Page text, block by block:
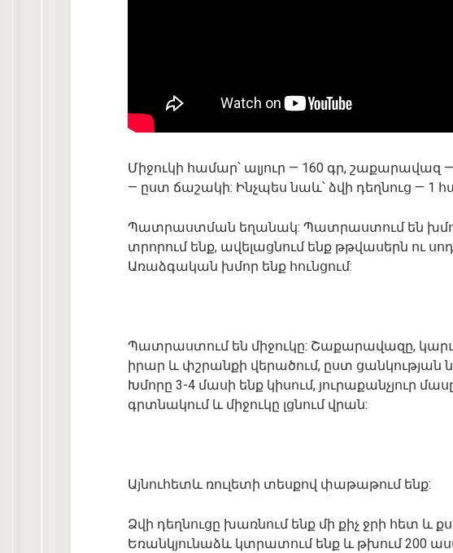
Միջուկի համար՝ ալյուր — 160 գր, շաքարավազ
— ըստ ճաշակի: Ինչպես նաև՝ ձվի դեղնուց — 1
Պատրաստման եղանակ: Պատրաստում են
տրորում ենք, ավելացնում ենք թթվասերն ու
Առաձգական խմոր ենք հունցում:
Պատրաստում են միջուկը: Շաքարավազը,
իրար և փշրանքի վերածում, ըստ ցանկության
Խմորը 3-4 մասի ենք կիսում, յուրաքանչյուր
գրտնակում և միջուկը լցնում վրան:
Այնուհետև ռուլետի տեսքով փաթաթում ենք:
Ձվի դեղնուցը խառնում ենք մի քիչ ջրի հետ և
Եռանկյունաձև կտրատում ենք և թխում 200